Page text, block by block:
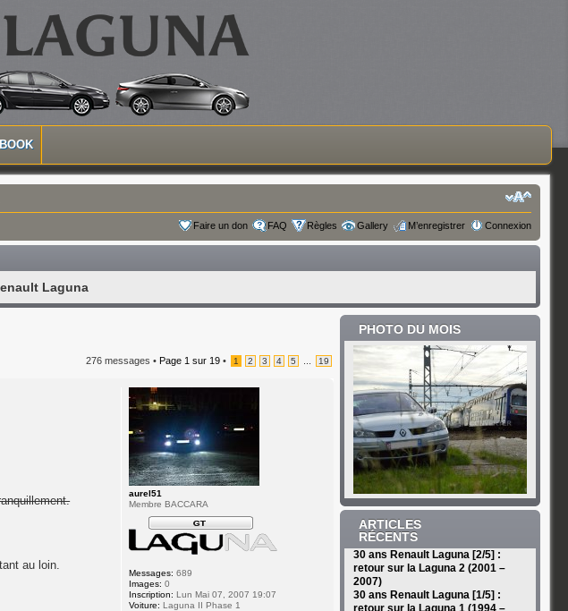
Faire un don FAQ Règles Gallery M’enregistrer Connexion
Laguna
276 messages •Page 1 sur 19 • 1 2 3 4 5 19
au loin.
aurel51
Membre BACCARA
Messages: 689
Images: 0
Inscription: Lun Mai 07, 2007 19:07
Voiture: Laguna II Phase 1
PHOTO DU MOIS
ARTICLES
RÉCENTS
30 ans Renault Laguna [2/5] :
retour sur la Laguna 2 (2001 –
2007)
30 ans Renault Laguna [1/5] :
retour sur la Laguna 1 (1994 –